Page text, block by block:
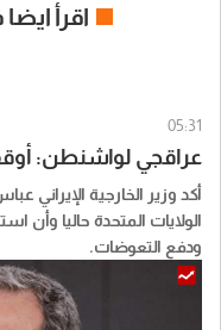
اقرأ
05:31
عراقجي لواشنطن:
أكد وزير الخارجية
الولايات المتحدة حاليا وأن
ودفع التعوضات.